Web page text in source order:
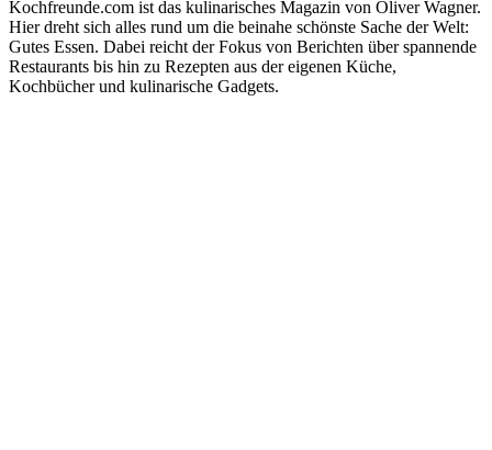
Kochfreunde.com ist das kulinarisches Magazin von Oliver Wagner.
Hier dreht sich alles rund um die beinahe schönste Sache der Welt:
Gutes Essen. Dabei reicht der Fokus von Berichten über spannende
Restaurants bis hin zu Rezepten aus der eigenen Küche,
Kochbücher und kulinarische Gadgets.